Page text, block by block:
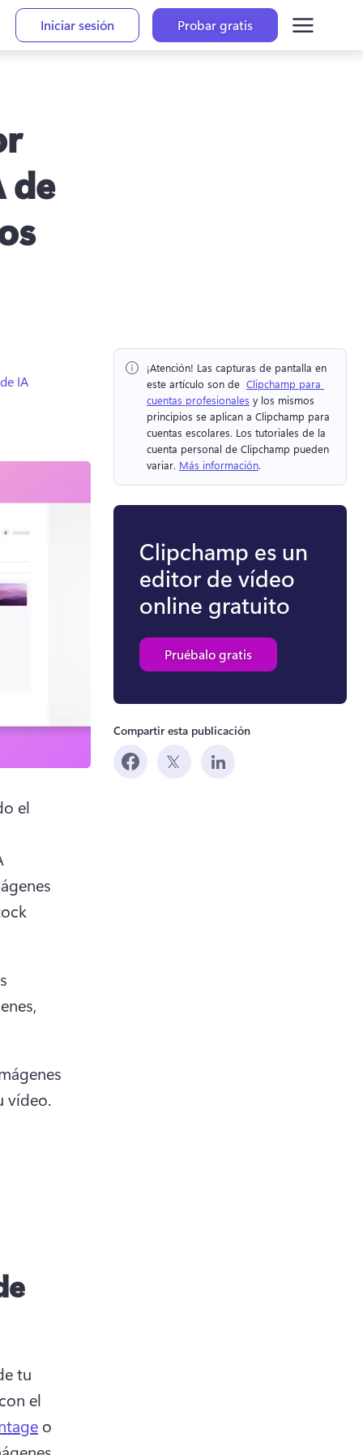
Iniciar sesión Probar gratis
de
IA
el
tu
el
o
¡Atención! Las capturas de pantalla en
este artículo son de ⁠ Clipchamp para
cuentas profesionales y los mismos
principios se aplican a Clipchamp para
cuentas escolares. Los tutoriales de la
cuenta personal de Clipchamp pueden
variar. Más información.
Clipchamp es un
editor de vídeo
online gratuito
Pruébalo gratis
Compartir esta publicación